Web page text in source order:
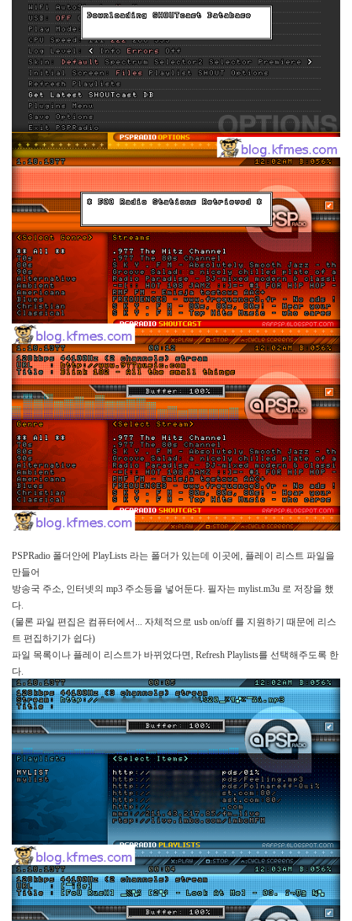
PSPRadio 폴더안에 PlayLists 라는 폴더가 있는데 이곳에 플레이 리스트 파일을
만들어
방송국 주소 인터넷의 mp3 주소등을 넣어둔다 필자는 mylist.m3u 로 저장을 했
다
(물론 파일 편집은 컴퓨터에서 자체적으로 usb on/off 를 지원하기 때문에 리스
트 편집하기가 쉽다)
파일 목록이나 플레이 리스트가 바뀌었다면 , Refresh Playlists를 선택해주도록 한
다
제
알
뜰...
by
kfmes
테
슬
라
모
델
S
-
제
주
도
11...
by
kfmes
테
슬
라
모
S
-
한
번
충
전...
by
kfmes
테
슬
라
모
델
퍼
모
드
by
kfmes